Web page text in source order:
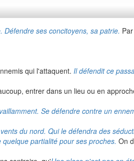
ses concitoyens, sa patrie.
qui l'attaquent. Il défendit ce
entrer dans un lieu ou en
Se défendre contre un
du nord. Qui le défendra des
partialité pour ses proches. On